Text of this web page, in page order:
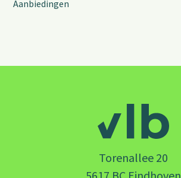
Aanbiedingen
Torenallee 20